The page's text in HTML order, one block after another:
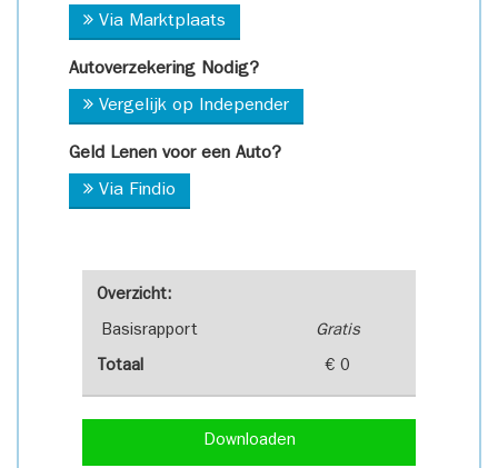
Overzicht:
Basisrapport Gratis
Totaal € 0
Downloaden
Via Marktplaats
Autoverzekering Nodig?
Vergelijk op Independer
Geld Lenen voor een Auto?
Via Findio